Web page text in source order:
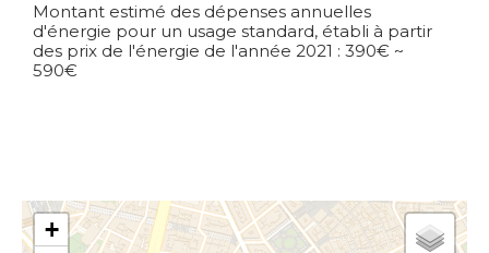
Montant estimé des dépenses annuelles
d'énergie pour un usage standard, établi à partir
des prix de l'énergie de l'année 2021 : 390€ ~
590€
+